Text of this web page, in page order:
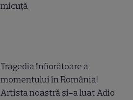
micuță
Tragedia înfiorătoare a
momentului în România!
Artista noastră și-a luat Adio